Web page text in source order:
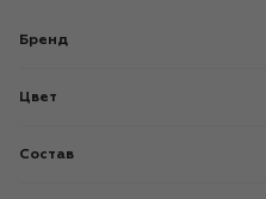
Бренд
Цвет
Состав